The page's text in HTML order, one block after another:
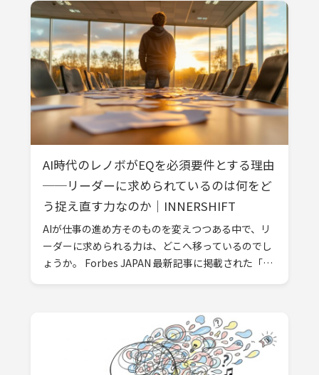
AI時代のレノボがEQを必須要件とする理由
──リーダーに求められているのは何をど
う捉え直す力なのか｜INNERSHIFT
AIが仕事の進め方そのものを変えつつある中で、リ
ーダーに求められる力は、どこへ移っているのでし
ょうか。 Forbes JAPAN 最新記事に掲載された「AI